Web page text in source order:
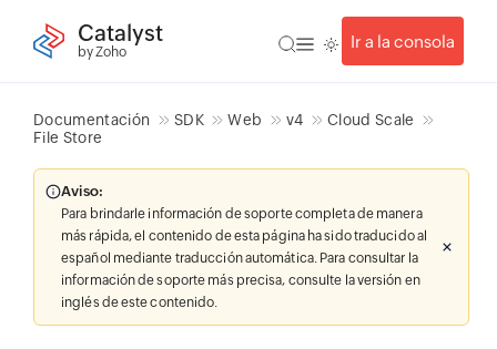
Catalyst
by Zoho
Ir a la consola
Documentación SDK Web v4
Cloud Scale
File Store
Aviso:
Para brindarle información de soporte completa de manera
más rápida, el contenido de esta página ha sido traducido al
español mediante traducción automática. Para consultar la
información de soporte más precisa, consulte la versión en
inglés de este contenido.